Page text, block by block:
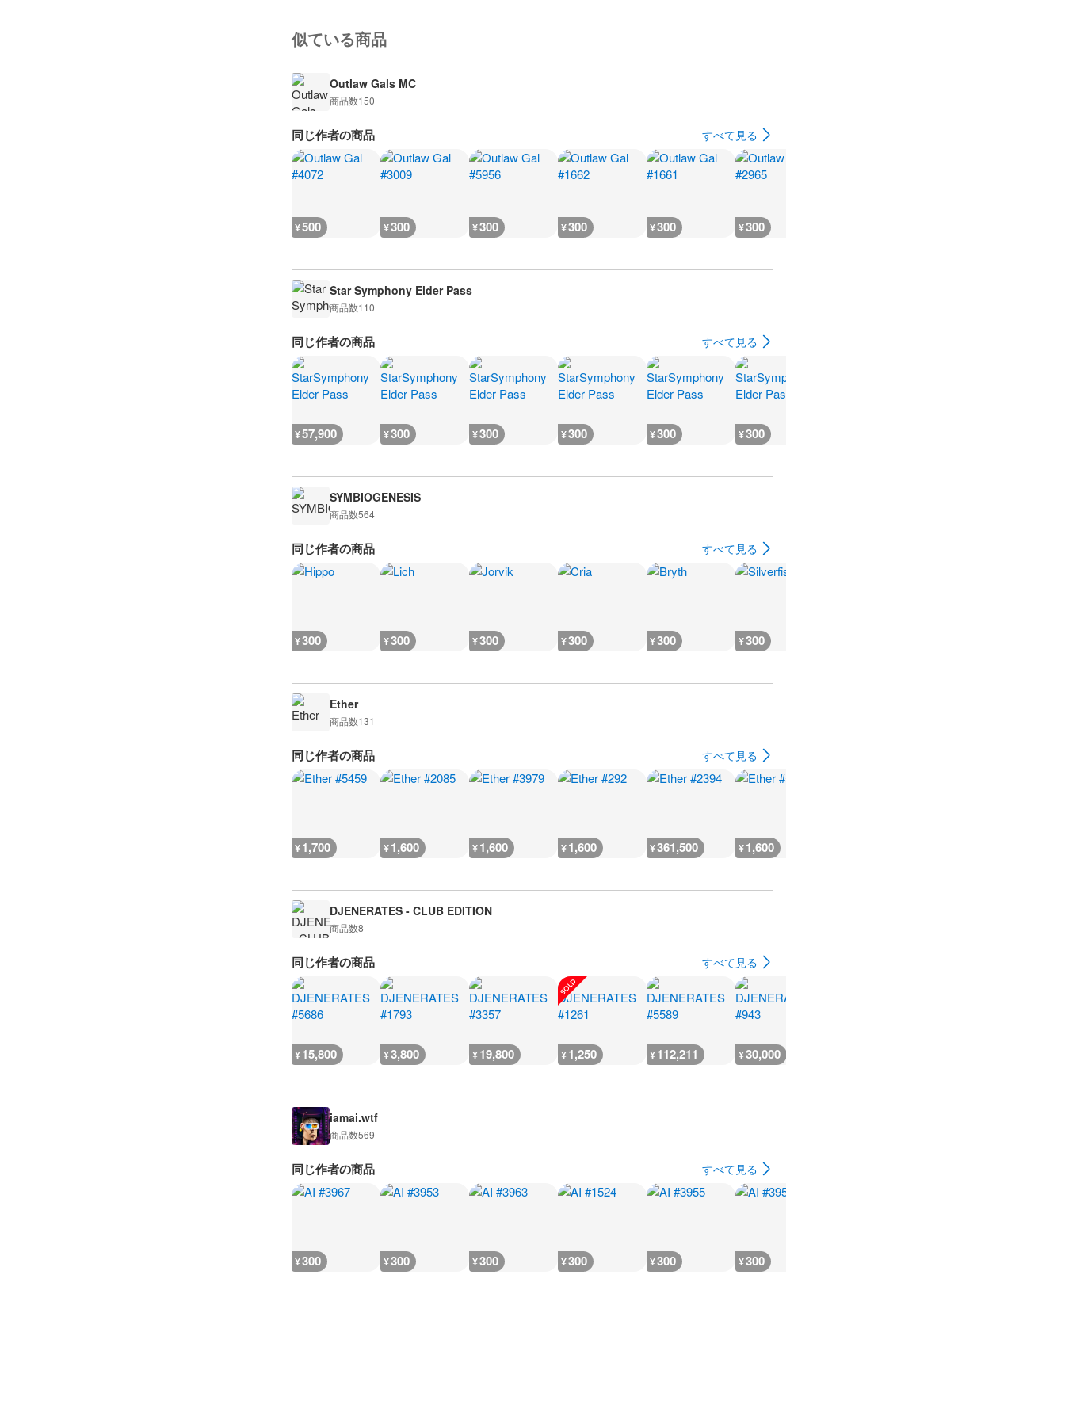
似ている商品
Outlaw Gals MC
商品数150
同じ作者の商品 すべて見る
¥500 ¥300 ¥300 ¥300 ¥300 ¥300
Star Symphony Elder Pass
商品数110
同じ作者の商品 すべて見る
¥57,900 ¥300 ¥300 ¥300 ¥300 ¥300
SYMBIOGENESIS
商品数564
同じ作者の商品 すべて見る
¥300 ¥300 ¥300 ¥300 ¥300 ¥300
Ether
商品数131
同じ作者の商品 すべて見る
¥1,700 ¥1,600 ¥1,600 ¥1,600 ¥361,500 ¥1,600
DJENERATES - CLUB EDITION
商品数8
同じ作者の商品 すべて見る
¥15,800 ¥3,800 ¥19,800 ¥1,250 ¥112,211 ¥30,000
iamai.wtf
商品数569
同じ作者の商品 すべて見る
¥300 ¥300 ¥300 ¥300 ¥300 ¥300